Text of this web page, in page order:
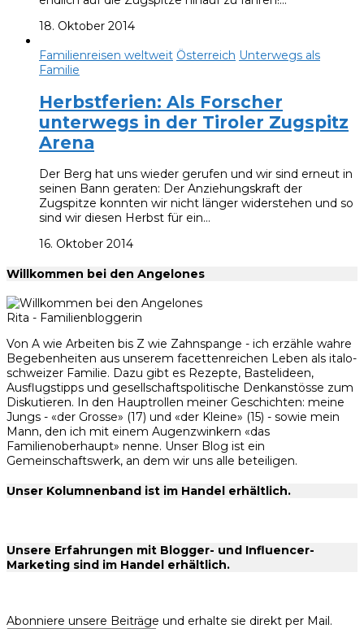
18. Oktober 2014
Familienreisen weltweit Österreich Unterwegs als
Familie
Herbstferien: Als Forscher
unterwegs in der Tiroler Zugspitz
Arena
Der Berg hat uns wieder gerufen und wir sind erneut in
seinen Bann geraten: Der Anziehungskraft der
Zugspitze konnten wir nicht länger widerstehen und so
sind wir diesen Herbst für ein…
16. Oktober 2014
Willkommen bei den Angelones
Rita - Familienbloggerin
Von A wie Arbeiten bis Z wie Zahnspange - ich erzähle wahre
Begebenheiten aus unserem facettenreichen Leben als italo-
schweizer Familie. Dazu gibt es Rezepte, Bastelideen,
Ausflugstipps und gesellschaftspolitische Denkanstösse zum
Diskutieren. In den Hauptrollen meiner Geschichten: meine
Jungs - «der Grosse» (17) und «der Kleine» (15) - sowie mein
Mann, den ich mit einem Augenzwinkern «das
Familienoberhaupt» nenne. Unser Blog ist ein
Gemeinschaftswerk, an dem wir uns alle beteiligen.
Unser Kolumnenband ist im Handel erhältlich.
Unsere Erfahrungen mit Blogger- und Influencer-
Marketing sind im Handel erhältlich.
Abonniere unsere Beiträge und erhalte sie direkt per Mail.